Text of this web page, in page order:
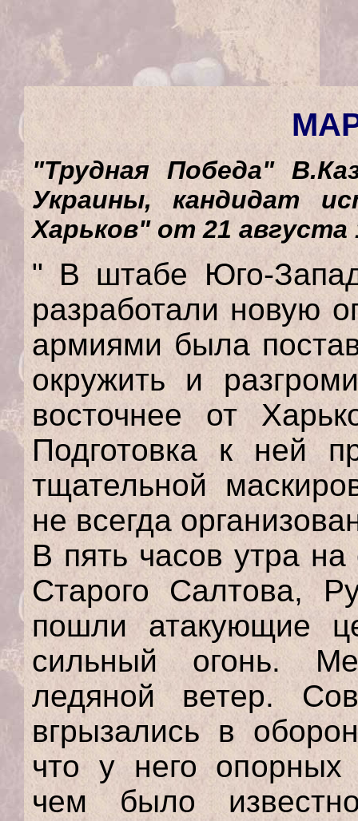
"Трудная Победа"
Украины, кандидат
Харьков" от 21 августа
" В штабе Юго-
разработали новую
армиями была
окружить и
восточнее от
Подготовка к ней
тщательной
не всегда
В пять часов утра
Старого Салтова,
пошли атакующие
сильный огонь.
ледяной ветер.
вгрызались в
что у него опорных
чем было